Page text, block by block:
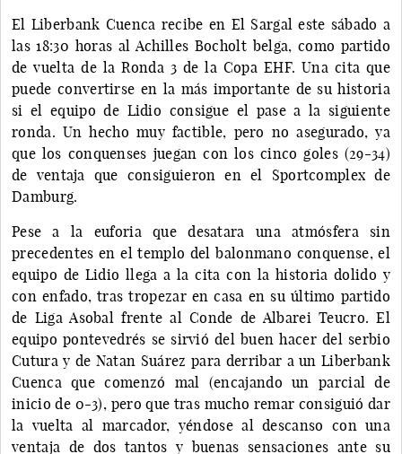
El Liberbank Cuenca recibe en El Sargal este sábado a
las 18:30 horas al Achilles Bocholt belga, como partido
de vuelta de la Ronda 3 de la Copa EHF. Una cita que
puede convertirse en la más importante de su historia
si el equipo de Lidio consigue el pase a la siguiente
ronda. Un hecho muy factible, pero no asegurado, ya
que los conquenses juegan con los cinco goles (29-34)
de ventaja que consiguieron en el Sportcomplex de
Damburg.
Pese a la euforia que desatara una atmósfera sin
precedentes en el templo del balonmano conquense, el
equipo de Lidio llega a la cita con la historia dolido y
con enfado, tras tropezar en casa en su último partido
de Liga Asobal frente al Conde de Albarei Teucro. El
equipo pontevedrés se sirvió del buen hacer del serbio
Cutura y de Natan Suárez para derribar a un Liberbank
Cuenca que comenzó mal (encajando un parcial de
inicio de 0-3), pero que tras mucho remar consiguió dar
la vuelta al marcador, yéndose al descanso con una
ventaja de dos tantos y buenas sensaciones ante su